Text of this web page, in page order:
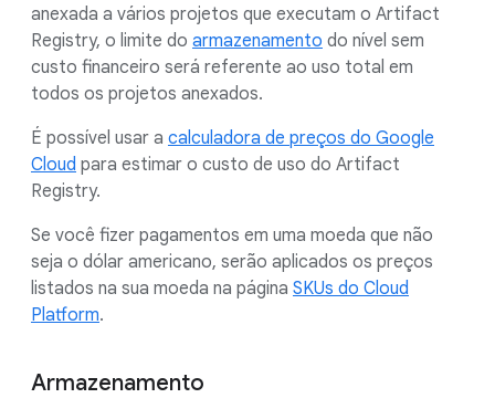
anexada a vários projetos que executam o Artifact
Registry, o limite do armazenamento do nível sem
custo financeiro será referente ao uso total em
todos os projetos anexados.
É possível usar a calculadora de preços do Google
Cloud para estimar o custo de uso do Artifact
Registry.
Se você fizer pagamentos em uma moeda que não
seja o dólar americano, serão aplicados os preços
listados na sua moeda na página SKUs do Cloud
Platform.
Armazenamento